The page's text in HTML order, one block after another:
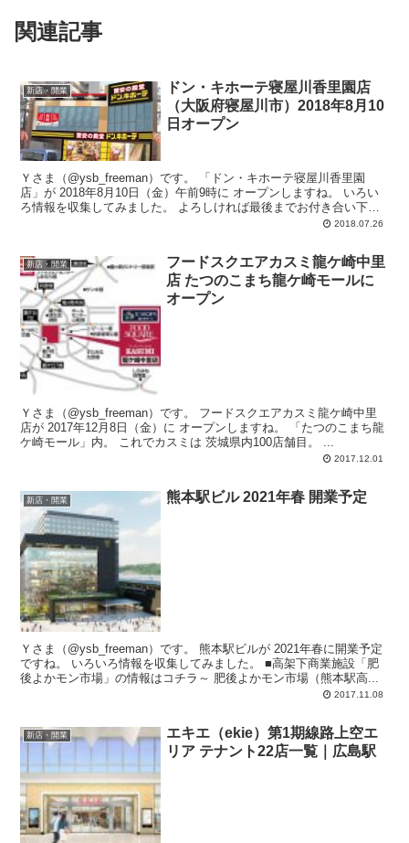
関連記事
新店・開業
ドン・キホーテ寝屋川香里園店
（大阪府寝屋川市）2018年8月10
日オープン
Ｙさま（@ysb_freeman）です。 「ドン・キホーテ寝屋川香里園
店」が 2018年8月10日（金）午前9時に オープンしますね。 いろい
ろ情報を収集してみました。 よろしければ最後までお付き合い下さ
2018.07.26
新店・開業
フードスクエアカスミ龍ケ崎中里
店 たつのこまち龍ケ崎モールに
オープン
Ｙさま（@ysb_freeman）です。 フードスクエアカスミ龍ケ崎中里
店が 2017年12月8日（金）に オープンしますね。 「たつのこまち龍
ケ崎モール」内。 これでカスミは 茨城県内100店舗目。 ...
2017.12.01
新店・開業 熊本駅ビル 2021年春 開業予定
Ｙさま（@ysb_freeman）です。 熊本駅ビルが 2021年春に開業予定
ですね。 いろいろ情報を収集してみました。 ■高架下商業施設「肥
後よかモン市場」の情報はコチラ～ 肥後よかモン市場（熊本駅高...
2017.11.08
新店・開業
エキエ（ekie）第1期線路上空エ
リア テナント22店一覧｜広島駅